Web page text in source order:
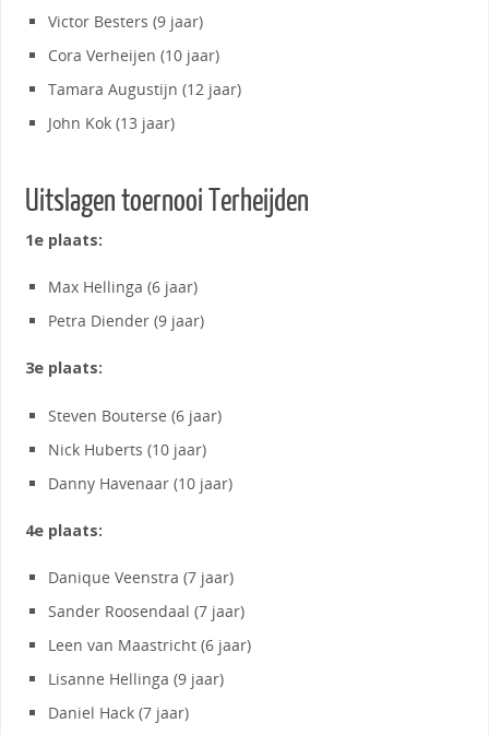
Victor Besters (9 jaar)
Cora Verheijen (10 jaar)
Tamara Augustijn (12 jaar)
John Kok (13 jaar)
Uitslagen toernooi Terheijden
1e plaats:
Max Hellinga (6 jaar)
Petra Diender (9 jaar)
3e plaats:
Steven Bouterse (6 jaar)
Nick Huberts (10 jaar)
Danny Havenaar (10 jaar)
4e plaats:
Danique Veenstra (7 jaar)
Sander Roosendaal (7 jaar)
Leen van Maastricht (6 jaar)
Lisanne Hellinga (9 jaar)
Daniel Hack (7 jaar)